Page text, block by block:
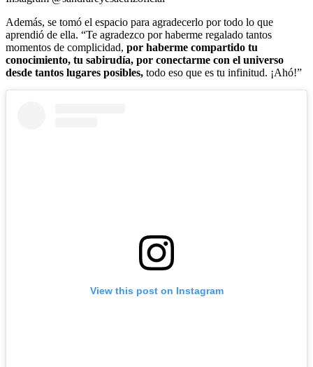
Además, se tomó el espacio para agradecerlo por todo lo que
aprendió de ella. “Te agradezco por haberme regalado tantos
momentos de complicidad, por haberme compartido tu
conocimiento, tu sabirudía, por conectarme con el universo
desde tantos lugares posibles, todo eso que es tu infinitud. ¡Ahó!”
View this post on Instagram